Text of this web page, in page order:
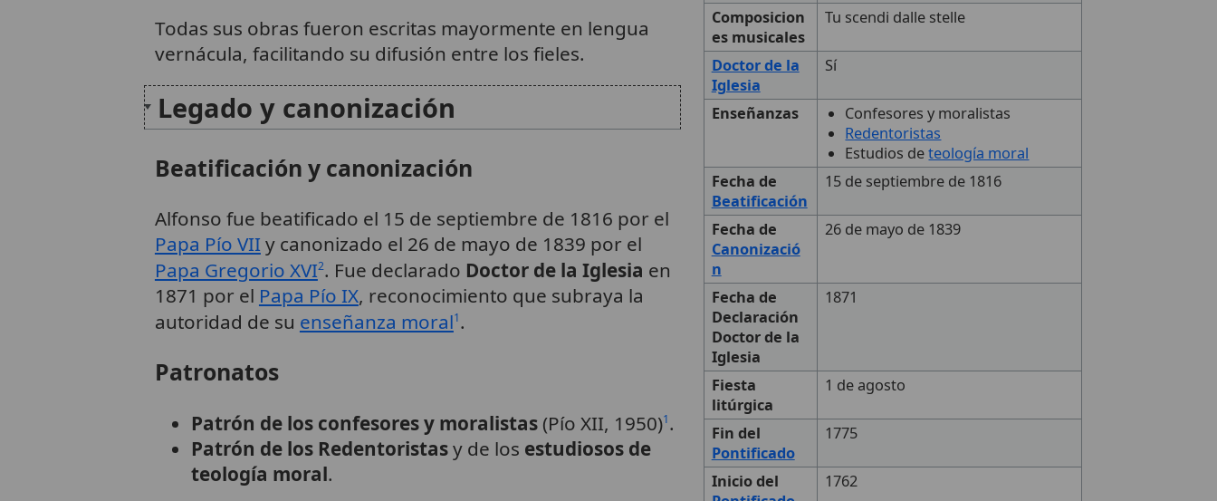
Composicion
es musicales
Tu scendi dalle stelle
Doctor de la
Iglesia
Sí
Enseñanzas
Confesores y moralistas
Redentoristas
Estudios deteología moral
Fecha de
Beatificación
15 de septiembre de 1816
Fecha de
Canonizació
n
26 de mayo de 1839
Fecha de
Declaración
Doctor de la
Iglesia
1871
Fiesta
litúrgica
1 de agosto
Fin del
Pontificado
1775
Inicio del
1762
Todas sus obras fueron escritas mayormente en lengua
vernácula, facilitando su difusión entre los fieles.
Legado y canonización
Beatificación y canonización
Alfonso fue beatificado el 15 de septiembre de 1816 por el
Papa Pío VIIy canonizado el 26 de mayo de 1839 por el
Papa Gregorio XVI2. Fue declarado Doctor de la Iglesia en
1871 por el Papa Pío IX, reconocimiento que subraya la
autoridad de su enseñanza moral1.
Patronatos
Patrón de los confesores y moralistas(Pío XII, 1950)1.
Patrón de los Redentoristasy de los estudiosos de
teología moral.